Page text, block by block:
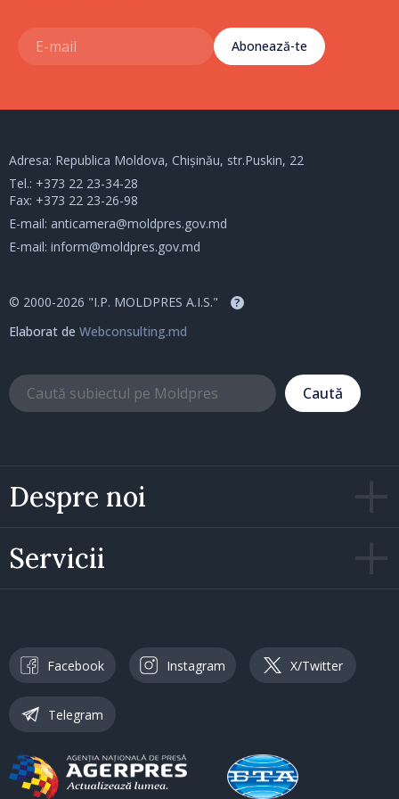
Abonează-te
Despre noi
Servicii
Adresa: Republica Moldova, Chișinău, str.Puskin, 22
Tel.: +373 22 23-34-28
Fax: +373 22 23-26-98
E-mail: anticamera@moldpres.gov.md
E-mail: inform@moldpres.gov.md
© 2000-2026 "I.P. MOLDPRES A.I.S." ?
Elaborat de Webconsulting.md
Caută
Facebook Instagram X/Twitter
Telegram